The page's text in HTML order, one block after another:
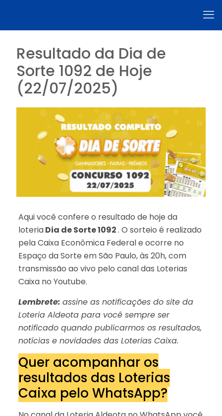
Resultado da Dia de
Sorte 1092 de Hoje
(22/07/2025)
Aqui você confere o resultado de hoje da
loteriaDia de Sorte 1092. O sorteio é realizado
pela Caixa Econômica Federal e ocorre no
Espaço da Sorte em São Paulo, às 20h, com
transmissão ao vivo pelo canal das Loterias
Caixa no Youtube.
Lembrete: assine as notificações do site da
Loteria Aldeota para você sempre ser
notificado quando publicarmos os resultados,
notícias e novidades das Loterias Caixa.
Quer acompanhar os
resultados das Loterias
Caixa pelo WhatsApp?